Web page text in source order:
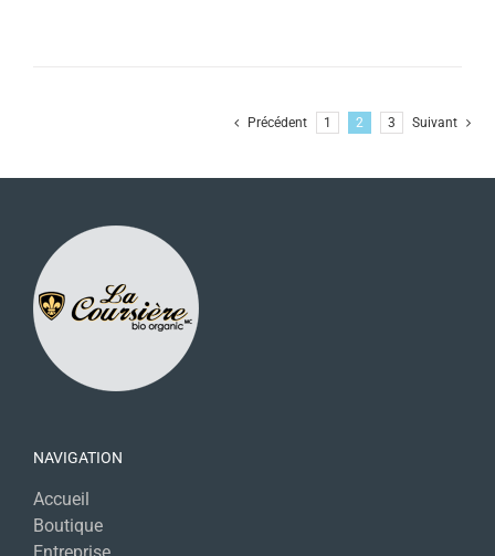
Précédent 1 2 3 Suivant
NAVIGATION
Accueil
Boutique
Entreprise